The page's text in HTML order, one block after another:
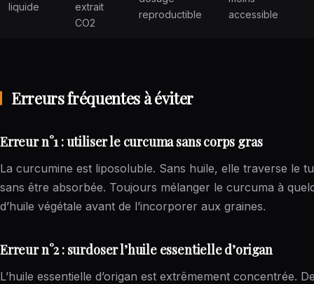
liquide
extrait
CO2
reproductible
accessible
Erreurs fréquentes à éviter
Erreur n°1 : utiliser le curcuma sans corps gras
La curcumine est liposoluble. Sans huile, elle traverse le
sans être absorbée. Toujours mélanger le curcuma à
d’huile végétale avant de l’incorporer aux graines.
Erreur n°2 : surdoser l’huile essentielle d’origan
L’huile essentielle d’origan est extrêmement concentrée.